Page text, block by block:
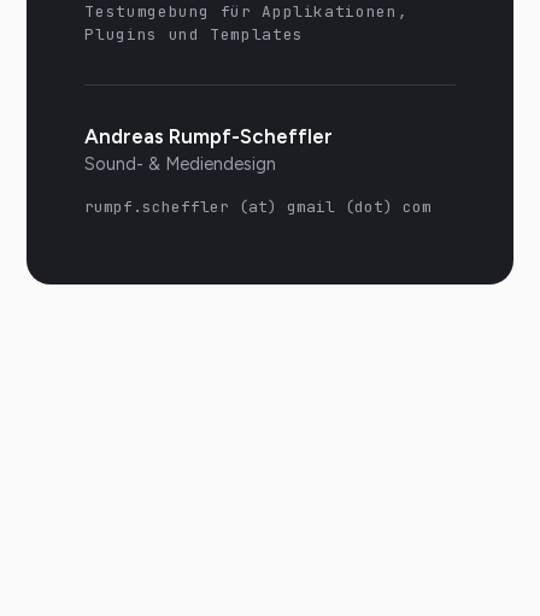
Testumgebung für Applikationen,
Plugins und Templates
Andreas Rumpf-Scheffler
Sound- & Mediendesign
rumpf.scheffler (at) gmail (dot) com